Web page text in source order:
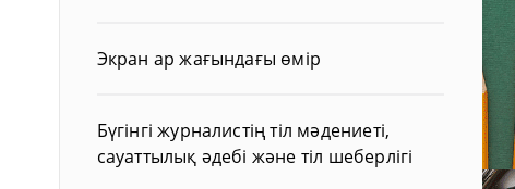
Экран ар жағындағы өмір
Бүгінгі журналистің тіл мәдениеті,
сауаттылық әдебі және тіл шеберлігі